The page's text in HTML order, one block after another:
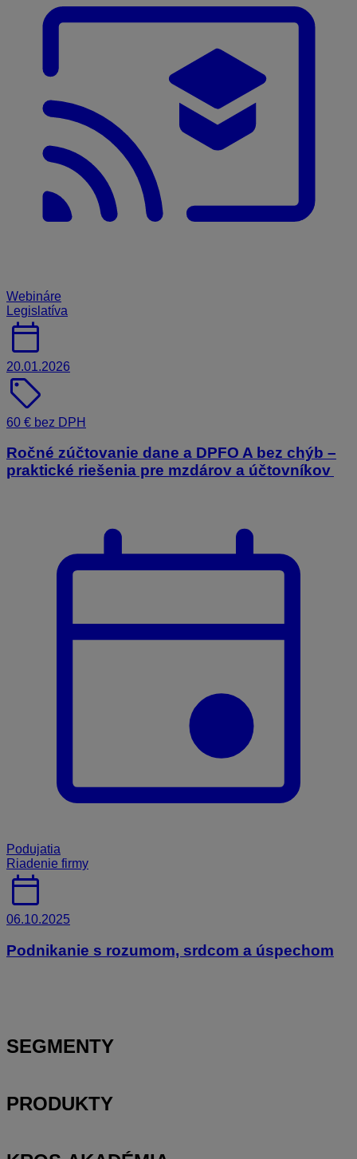
Webináre
Legislatíva
calendar_today
20.01.2026
sell
60 € bez DPH
Ročné zúčtovanie dane a DPFO A bez chýb –
praktické riešenia pre mzdárov a účtovníkov
Podujatia
Riadenie firmy
calendar_today
06.10.2025
Podnikanie s rozumom, srdcom a úspechom
SEGMENTY
PRODUKTY